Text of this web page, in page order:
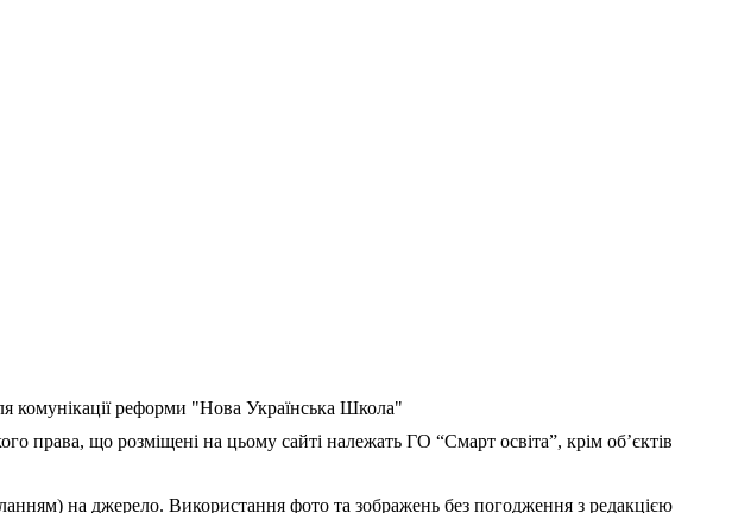
комунікації реформи "Нова Українська Школа"
права, що розміщені на цьому сайті належать ГО “Смарт освіта”, крім об’єктів
на джерело. Використання фото та зображень без погодження з редакцією